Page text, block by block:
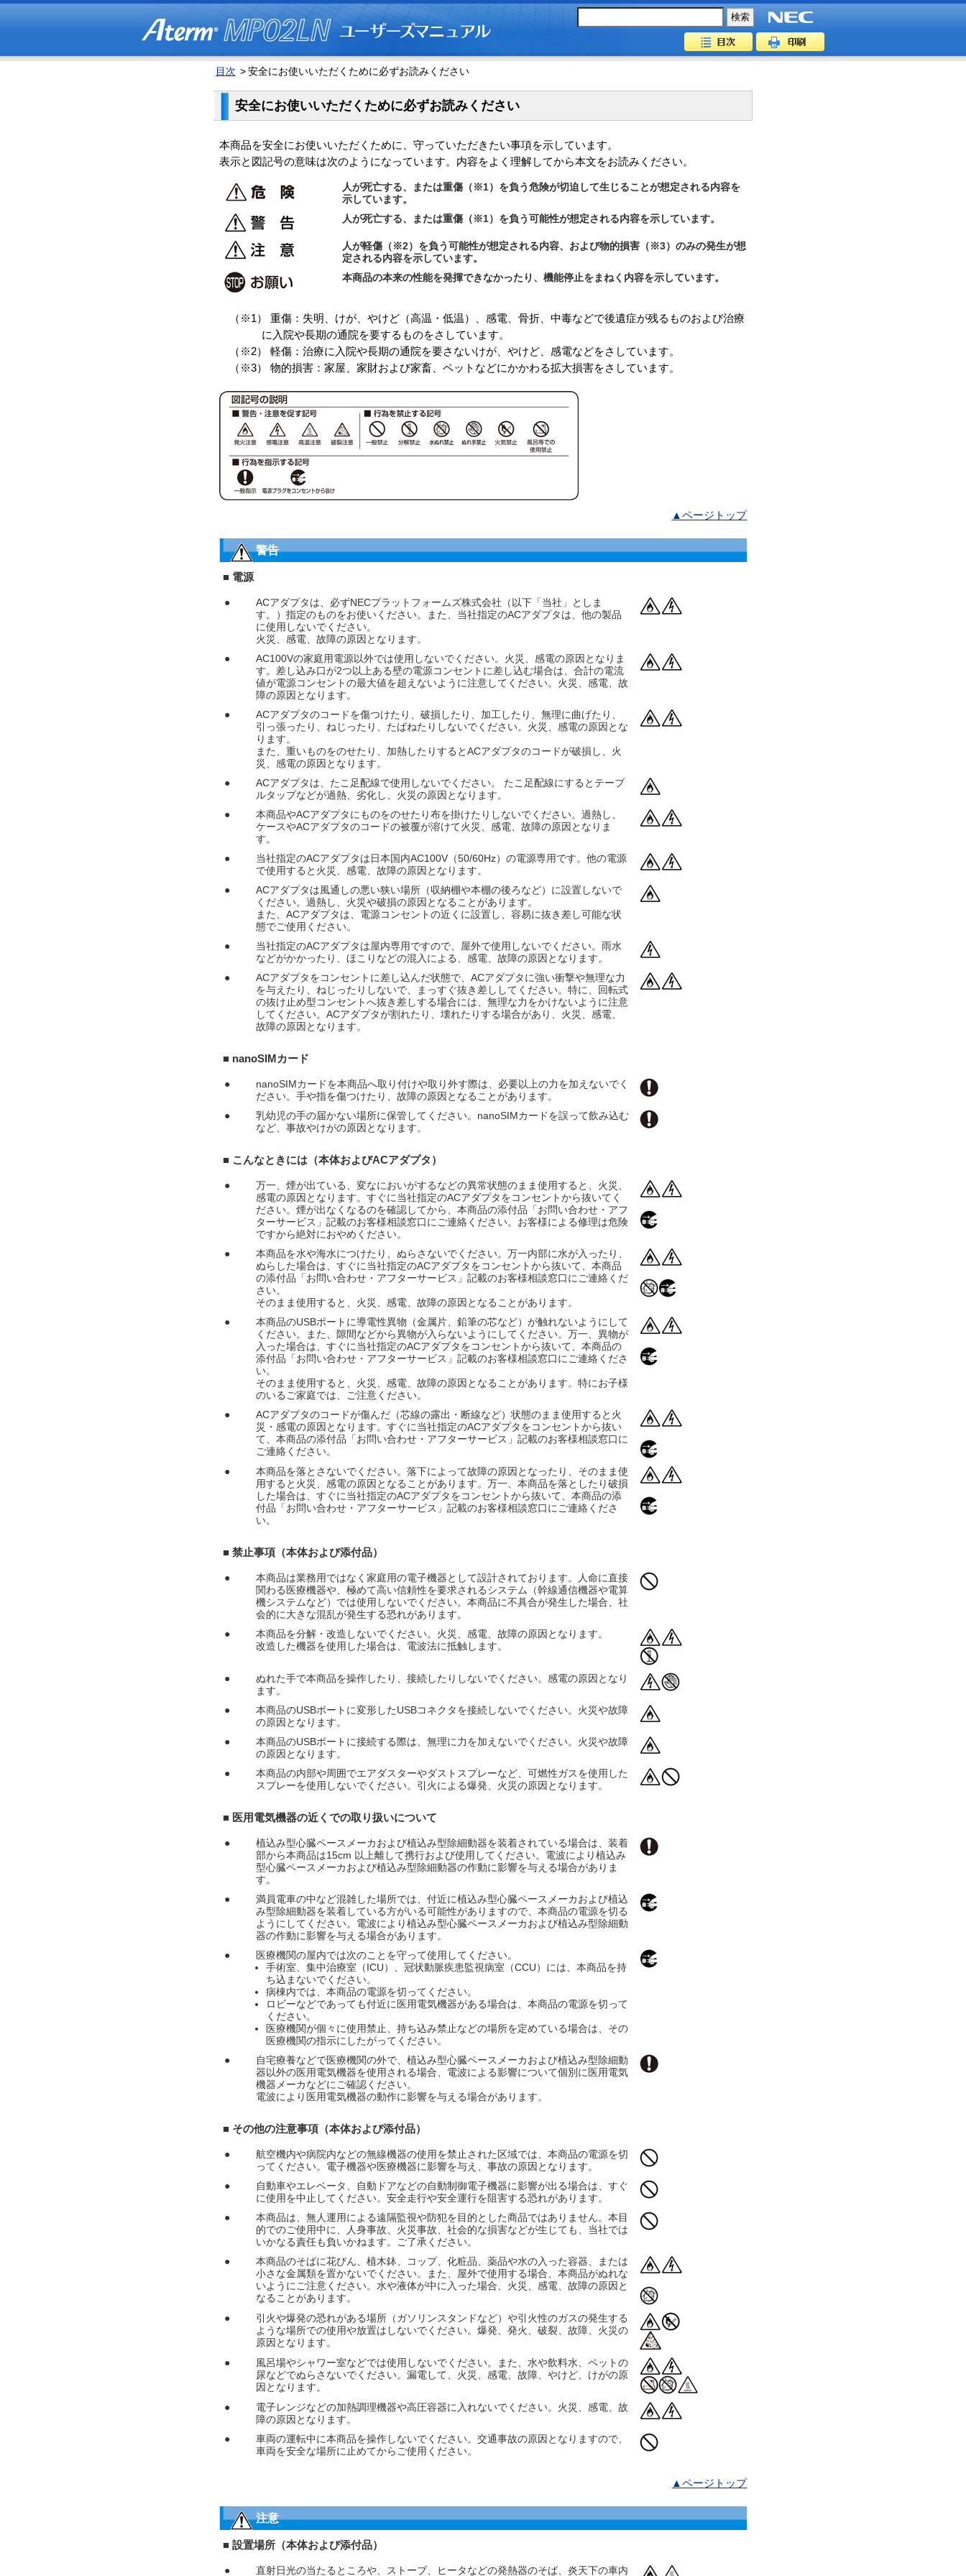
目次 >安全にお使いいただくために必ずお読みください
安全にお使いいただくために必ずお読みください
本商品を安全にお使いいただくために、守っていただきたい事項を示しています。
表示と図記号の意味は次のようになっています。内容をよく理解してから本文をお読みください。
人が死亡する、または重傷（※1）を負う危険が切迫して生じることが想定される内容を
示しています。
人が死亡する、または重傷（※1）を負う可能性が想定される内容を示しています。
人が軽傷（※2）を負う可能性が想定される内容、および物的損害（※3）のみの発生が想
定される内容を示しています。
本商品の本来の性能を発揮できなかったり、機能停止をまねく内容を示しています。
（※1） 重傷：失明、けが、やけど（高温・低温）、感電、骨折、中毒などで後遺症が残るものおよび治療
に入院や長期の通院を要するものをさしています。
（※2） 軽傷：治療に入院や長期の通院を要さないけが、やけど、感電などをさしています。
（※3） 物的損害：家屋、家財および家畜、ペットなどにかかわる拡大損害をさしています。
▲ページトップ
警告
■ 電源
●
ACアダプタは、必ずNECプラットフォームズ株式会社（以下「当社」としま
す。）指定のものをお使いください。また、当社指定のACアダプタは、他の製品
に使用しないでください。
火災、感電、故障の原因となります。
●
AC100Vの家庭用電源以外では使用しないでください。火災、感電の原因となりま
す。差し込み口が2つ以上ある壁の電源コンセントに差し込む場合は、合計の電流
値が電源コンセントの最大値を超えないように注意してください。火災、感電、故
障の原因となります。
●
ACアダプタのコードを傷つけたり、破損したり、加工したり、無理に曲げたり、
引っ張ったり、ねじったり、たばねたりしないでください。火災、感電の原因とな
ります。
また、重いものをのせたり、加熱したりするとACアダプタのコードが破損し、火
災、感電の原因となります。
●
ACアダプタは、たこ足配線で使用しないでください。 たこ足配線にするとテーブ
ルタップなどが過熱、劣化し、火災の原因となります。
●
本商品やACアダプタにものをのせたり布を掛けたりしないでください。過熱し、
ケースやACアダプタのコードの被覆が溶けて火災、感電、故障の原因となりま
す。
●
当社指定のACアダプタは日本国内AC100V（50/60Hz）の電源専用です。他の電源
で使用すると火災、感電、故障の原因となります。
●
ACアダプタは風通しの悪い狭い場所（収納棚や本棚の後ろなど）に設置しないで
ください。過熱し、火災や破損の原因となることがあります。
また、ACアダプタは、電源コンセントの近くに設置し、容易に抜き差し可能な状
態でご使用ください。
●
当社指定のACアダプタは屋内専用ですので、屋外で使用しないでください。雨水
などがかかったり、ほこりなどの混入による、感電、故障の原因となります。
●
ACアダプタをコンセントに差し込んだ状態で、ACアダプタに強い衝撃や無理な力
を与えたり、ねじったりしないで、まっすぐ抜き差ししてください。特に、回転式
の抜け止め型コンセントへ抜き差しする場合には、無理な力をかけないように注意
してください。ACアダプタが割れたり、壊れたりする場合があり、火災、感電、
故障の原因となります。
■ nanoSIMカード
●
nanoSIMカードを本商品へ取り付けや取り外す際は、必要以上の力を加えないでく
ださい。手や指を傷つけたり、故障の原因となることがあります。
●
乳幼児の手の届かない場所に保管してください。nanoSIMカードを誤って飲み込む
など、事故やけがの原因となります。
■ こんなときには（本体およびACアダプタ）
●
万一、煙が出ている、変なにおいがするなどの異常状態のまま使用すると、火災、
感電の原因となります。すぐに当社指定のACアダプタをコンセントから抜いてく
ださい。煙が出なくなるのを確認してから、本商品の添付品「お問い合わせ・アフ
ターサービス」記載のお客様相談窓口にご連絡ください。お客様による修理は危険
ですから絶対におやめください。
●
本商品を水や海水につけたり、ぬらさないでください。万一内部に水が入ったり、
ぬらした場合は、すぐに当社指定のACアダプタをコンセントから抜いて、本商品
の添付品「お問い合わせ・アフターサービス」記載のお客様相談窓口にご連絡くだ
さい。
そのまま使用すると、火災、感電、故障の原因となることがあります。
●
本商品のUSBポートに導電性異物（金属片、鉛筆の芯など）が触れないようにして
ください。また、隙間などから異物が入らないようにしてください。万一、異物が
入った場合は、すぐに当社指定のACアダプタをコンセントから抜いて、本商品の
添付品「お問い合わせ・アフターサービス」記載のお客様相談窓口にご連絡くださ
い。
そのまま使用すると、火災、感電、故障の原因となることがあります。特にお子様
のいるご家庭では、ご注意ください。
●
ACアダプタのコードが傷んだ（芯線の露出・断線など）状態のまま使用すると火
災・感電の原因となります。すぐに当社指定のACアダプタをコンセントから抜い
て、本商品の添付品「お問い合わせ・アフターサービス」記載のお客様相談窓口に
ご連絡ください。
●
本商品を落とさないでください。落下によって故障の原因となったり、そのまま使
用すると火災、感電の原因となることがあります。万一、本商品を落としたり破損
した場合は、すぐに当社指定のACアダプタをコンセントから抜いて、本商品の添
付品「お問い合わせ・アフターサービス」記載のお客様相談窓口にご連絡くださ
い。
■ 禁止事項（本体および添付品）
●
本商品は業務用ではなく家庭用の電子機器として設計されております。人命に直接
関わる医療機器や、極めて高い信頼性を要求されるシステム（幹線通信機器や電算
機システムなど）では使用しないでください。本商品に不具合が発生した場合、社
会的に大きな混乱が発生する恐れがあります。
●
本商品を分解・改造しないでください。火災、感電、故障の原因となります。
改造した機器を使用した場合は、電波法に抵触します。
●
ぬれた手で本商品を操作したり、接続したりしないでください。感電の原因となり
ます。
●
本商品のUSBポートに変形したUSBコネクタを接続しないでください。火災や故障
の原因となります。
●
本商品のUSBポートに接続する際は、無理に力を加えないでください。火災や故障
の原因となります。
●
本商品の内部や周囲でエアダスターやダストスプレーなど、可燃性ガスを使用した
スプレーを使用しないでください。引火による爆発、火災の原因となります。
■ 医用電気機器の近くでの取り扱いについて
●
植込み型心臓ペースメーカおよび植込み型除細動器を装着されている場合は、装着
部から本商品は15cm 以上離して携行および使用してください。電波により植込み
型心臓ペースメーカおよび植込み型除細動器の作動に影響を与える場合がありま
す。
●
満員電車の中など混雑した場所では、付近に植込み型心臓ペースメーカおよび植込
み型除細動器を装着している方がいる可能性がありますので、本商品の電源を切る
ようにしてください。電波により植込み型心臓ペースメーカおよび植込み型除細動
器の作動に影響を与える場合があります。
●
医療機関の屋内では次のことを守って使用してください。
手術室、集中治療室（ICU）、冠状動脈疾患監視病室（CCU）には、本商品を持
ち込まないでください。
病棟内では、本商品の電源を切ってください。
ロビーなどであっても付近に医用電気機器がある場合は、本商品の電源を切って
ください。
医療機関が個々に使用禁止、持ち込み禁止などの場所を定めている場合は、その
医療機関の指示にしたがってください。
●
自宅療養などで医療機関の外で、植込み型心臓ペースメーカおよび植込み型除細動
器以外の医用電気機器を使用される場合、電波による影響について個別に医用電気
機器メーカなどにご確認ください。
電波により医用電気機器の動作に影響を与える場合があります。
■ その他の注意事項（本体および添付品）
●
航空機内や病院内などの無線機器の使用を禁止された区域では、本商品の電源を切
ってください。電子機器や医療機器に影響を与え、事故の原因となります。
●
自動車やエレベータ、自動ドアなどの自動制御電子機器に影響が出る場合は、すぐ
に使用を中止してください。安全走行や安全運行を阻害する恐れがあります。
●
本商品は、無人運用による遠隔監視や防犯を目的とした商品ではありません。本目
的でのご使用中に、人身事故、火災事故、社会的な損害などが生じても、当社では
いかなる責任も負いかねます。ご了承ください。
●
本商品のそばに花びん、植木鉢、コップ、化粧品、薬品や水の入った容器、または
小さな金属類を置かないでください。また、屋外で使用する場合、本商品がぬれな
いようにご注意ください。水や液体が中に入った場合、火災、感電、故障の原因と
なることがあります。
●
引火や爆発の恐れがある場所（ガソリンスタンドなど）や引火性のガスの発生する
ような場所での使用や放置はしないでください。爆発、発火、破裂、故障、火災の
原因となります。
●
風呂場やシャワー室などでは使用しないでください。また、水や飲料水、ペットの
尿などでぬらさないでください。漏電して、火災、感電、故障、やけど、けがの原
因となります。
●
電子レンジなどの加熱調理機器や高圧容器に入れないでください。火災、感電、故
障の原因となります。
●
車両の運転中に本商品を操作しないでください。交通事故の原因となりますので、
車両を安全な場所に止めてからご使用ください。
▲ページトップ
注意
■ 設置場所（本体および添付品）
● 直射日光の当たるところや、ストーブ、ヒータなどの発熱器のそば、炎天下の車内